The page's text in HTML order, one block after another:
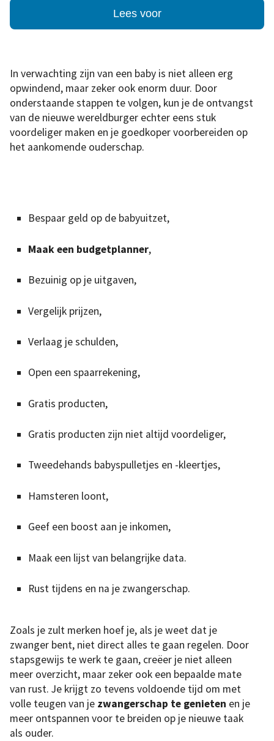
Lees voor
In verwachting zijn van een baby is niet alleen erg
opwindend, maar zeker ook enorm duur. Door
onderstaande stappen te volgen, kun je de ontvangst
van de nieuwe wereldburger echter eens stuk
voordeliger maken en je goedkoper voorbereiden op
het aankomende ouderschap.
Bespaar geld op de babyuitzet,
Maak een budgetplanner,
Bezuinig op je uitgaven,
Vergelijk prijzen,
Verlaag je schulden,
Open een spaarrekening,
Gratis producten,
Gratis producten zijn niet altijd voordeliger,
Tweedehands babyspulletjes en -kleertjes,
Hamsteren loont,
Geef een boost aan je inkomen,
Maak een lijst van belangrijke data.
Rust tijdens en na je zwangerschap.
Zoals je zult merken hoef je, als je weet dat je
zwanger bent, niet direct alles te gaan regelen. Door
stapsgewijs te werk te gaan, creëer je niet alleen
meer overzicht, maar zeker ook een bepaalde mate
van rust. Je krijgt zo tevens voldoende tijd om met
volle teugen van je zwangerschap te genieten en je
meer ontspannen voor te breiden op je nieuwe taak
als ouder.